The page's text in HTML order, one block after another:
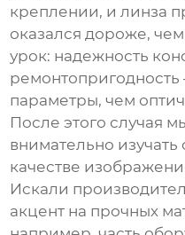
креплении, и линза
оказался дороже,
урок: надежность
параметры, чем
После этого случая
внимательно изучать
качестве
Искали
акцент на прочных